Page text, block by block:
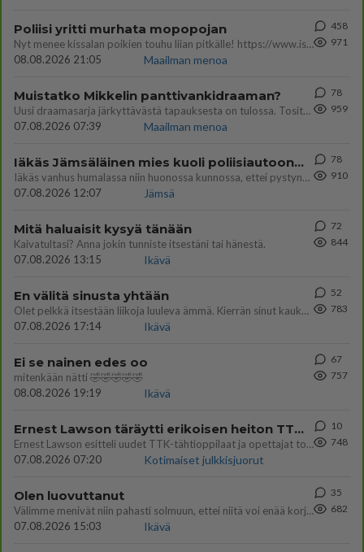
Poliisi yritti murhata mopopojan
Nyt menee kissalan poikien touhu liian pitkälle! https://www.is.fi/kotimaa/art-2000012193221.html Karu video mopomiiti
08.08.2026 21:05
Maailman menoa
458
971
Muistatko Mikkelin panttivankidraaman?
Uusi draamasarja järkyttävästä tapauksesta on tulossa. Tositapahtumiin perustuva sarja ammentaa vuoden 1986 Mikkelin pan
07.08.2026 07:39
Maailman menoa
78
959
Iäkäs Jämsäläinen mies kuoli poliisiautoon matkalla Jyväskylän putkaan
Iäkäs vanhus humalassa niin huonossa kunnossa, ettei pystynyt huolehtimaan itsestään niin ainoa apu sillä hetkellä oli
07.08.2026 12:07
Jämsä
78
910
Mitä haluaisit kysyä tänään
Kaivatultasi? Anna jokin tunniste itsestäni tai hänestä.
07.08.2026 13:15
Ikävä
72
844
En välitä sinusta yhtään
Olet pelkkä itsestään liikoja luuleva ämmä. Kierrän sinut kaukaa nyt ja aina. Olit mulle pelkkä lelu vaan.
07.08.2026 17:14
Ikävä
52
783
Ei se nainen edes oo
mitenkään nätti 🤣🤣🤣🤣🤣
08.08.2026 19:19
Ikävä
67
757
Ernest Lawson täräytti erikoisen heiton TTK-lehdistötilaisuudessa: " Onko tässä tarkoituksena...?"
Ernest Lawson esitteli uudet TTK-tähtioppilaat ja opettajat torstaina 6.8. lehdistölle. Tulevalla kaudella on yksi hausk
07.08.2026 07:20
Kotimaiset julkkisjuorut
10
748
Olen luovuttanut
Välimme menivät niin pahasti solmuun, ettei niitä voi enää korjata. On aika jatkaa elämässä eteenpäin. Toivon sulle kaik
07.08.2026 15:03
Ikävä
35
682